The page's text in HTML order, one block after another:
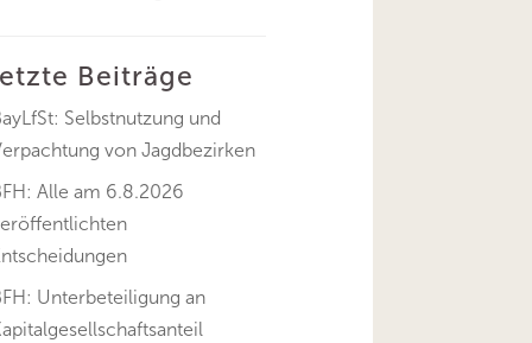
Beiträge
Selbstnutzung und
von Jagdbezirken
Alle am 6.8.2026
Unterbeteiligung an